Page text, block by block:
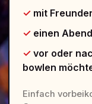
mit
einen
vor oder
bowlen
Einfach